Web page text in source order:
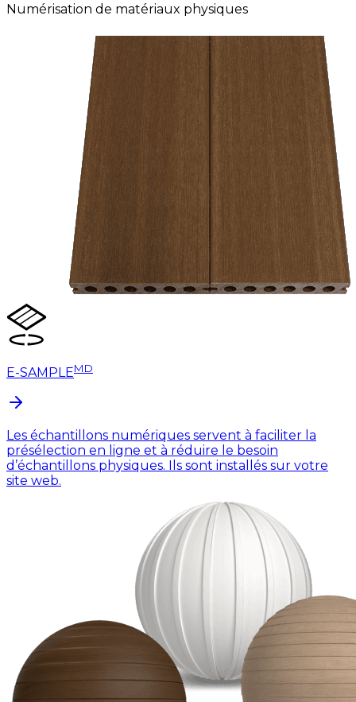
Numérisation de matériaux physiques
E-SAMPLEMD
Les échantillons numériques servent à faciliter la
présélection en ligne et à réduire le besoin
d’échantillons physiques. Ils sont installés sur votre
site web.